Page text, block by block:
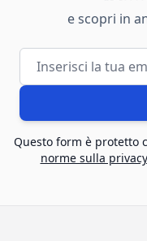
e scopri in
Indirizzo email
Questo form è protetto
norme sulla privacy